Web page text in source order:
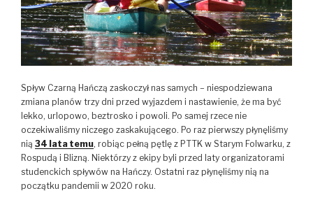
Spływ Czarną Hańczą zaskoczył nas samych – niespodziewana
zmiana planów trzy dni przed wyjazdem i nastawienie, że ma być
lekko, urlopowo, beztrosko i powoli. Po samej rzece nie
oczekiwaliśmy niczego zaskakującego. Po raz pierwszy płynęliśmy
nią 34 lata temu, robiąc pełną pętlę z PTTK w Starym Folwarku, z
Rospudą i Blizną. Niektórzy z ekipy byli przed laty organizatorami
studenckich spływów na Hańczy. Ostatni raz płynęliśmy nią na
początku pandemii w 2020 roku.